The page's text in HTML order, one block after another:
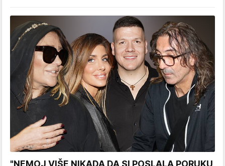
"NEMOJ VIŠE NIKADA DA SI POSLALA PORUKU